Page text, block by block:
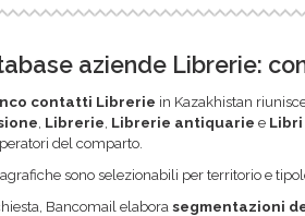
aziende Librerie:
contatti Librerie in Kazakhistan
Librerie Librerie antiquarie e
del comparto.
sono selezionabili per territorio e
Bancomail elabora segmentazioni